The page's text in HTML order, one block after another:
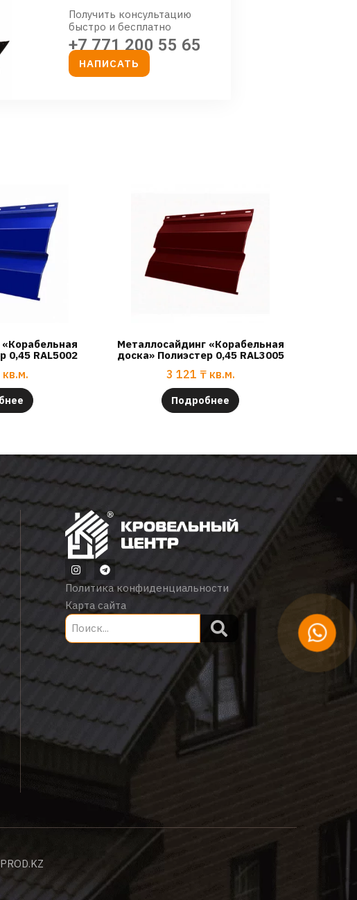
Получить консультацию
быстро и бесплатно
+7 771 200 55 65
НАПИСАТЬ
0,45 RAL5002
кв.м.
Металлосайдинг «Корабельная
доска» Полиэстер 0,45 RAL3005
3 121 ₸ кв.м.
Подробнее
Политика конфиденциальности
Карта сайта